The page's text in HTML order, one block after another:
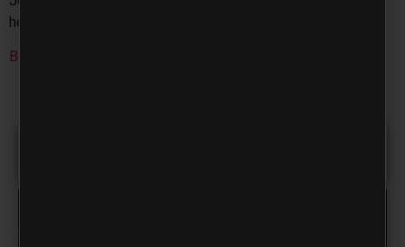
het makkelijker voelt.
Boek een gratis kennismaking